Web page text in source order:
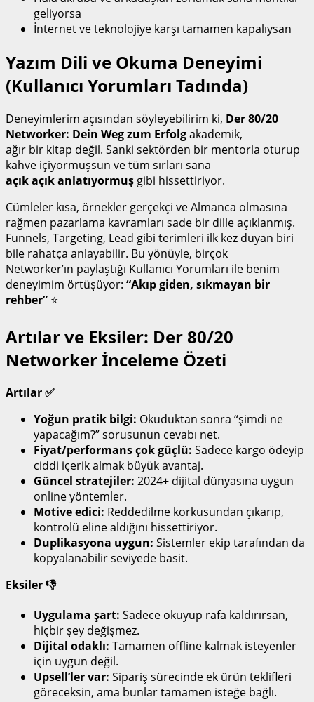
geliyorsa
İnternet ve teknolojiye karşı tamamen kapalıysan
Yazım Dili ve Okuma Deneyimi
(Kullanıcı Yorumları Tadında)
Deneyimlerim açısından söyleyebilirim ki, Der 80/20
Networker: Dein Weg zum Erfolgakademik,
ağır bir kitap değil. Sanki sektörden bir mentorla oturup
kahve içiyormuşsun ve tüm sırları sana
açık açık anlatıyormuş gibi hissettiriyor.
Cümleler kısa, örnekler gerçekçi ve Almanca olmasına
rağmen pazarlama kavramları sade bir dille açıklanmış.
Funnels, Targeting, Lead gibi terimleri ilk kez duyan biri
bile rahatça anlayabilir. Bu yönüyle, birçok
Networker’ın paylaştığı Kullanıcı Yorumları ile benim
deneyimim örtüşüyor: “Akıp giden, sıkmayan bir
rehber” ⭐
Artılar ve Eksiler: Der 80/20
Networker İnceleme Özeti
Artılar ✅
Yoğun pratik bilgi: Okuduktan sonra “şimdi ne
yapacağım?” sorusunun cevabı net.
Fiyat/performans çok güçlü: Sadece kargo ödeyip
ciddi içerik almak büyük avantaj.
Güncel stratejiler: 2024+ dijital dünyasına uygun
online yöntemler.
Motive edici: Reddedilme korkusundan çıkarıp,
kontrolü eline aldığını hissettiriyor.
Duplikasyona uygun: Sistemler ekip tarafından da
kopyalanabilir seviyede basit.
Eksiler 👎
Uygulama şart: Sadece okuyup rafa kaldırırsan,
hiçbir şey değişmez.
Dijital odaklı: Tamamen offline kalmak isteyenler
için uygun değil.
Upsell’ler var: Sipariş sürecinde ek ürün teklifleri
göreceksin, ama bunlar tamamen isteğe bağlı.